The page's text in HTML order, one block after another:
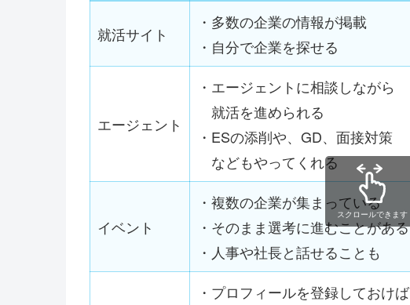
就活サイト
・多数の企業の情報が掲載
・自分で企業を探せる
エージェント
・エージェントに相談しながら
就活を進められる
・ESの添削や、GD、面接対策
などもやってくれる
イベント
・複数の企業が集まっている
・そのまま選考に進むことがある
・人事や社長と話せることも
・プロフィールを登録しておけば
スクロールできます